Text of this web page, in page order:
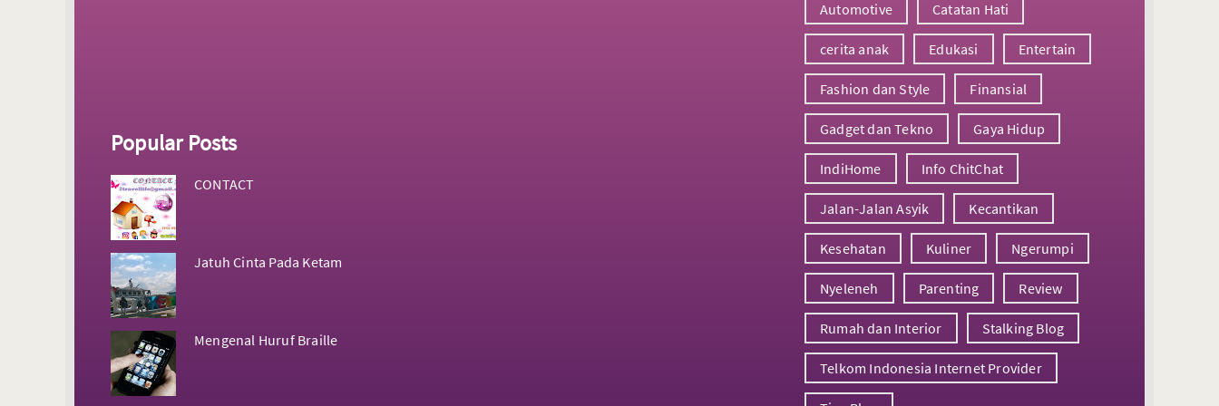
Popular Posts
CONTACT
Jatuh Cinta Pada Ketam
Mengenal Huruf Braille
Automotive Catatan Hati
cerita anak Edukasi Entertain
Fashion dan Style Finansial
Gadget dan Tekno Gaya Hidup
IndiHome Info ChitChat
Jalan-Jalan Asyik Kecantikan
Kesehatan Kuliner Ngerumpi
Nyeleneh Parenting Review
Rumah dan Interior Stalking Blog
Telkom Indonesia Internet Provider